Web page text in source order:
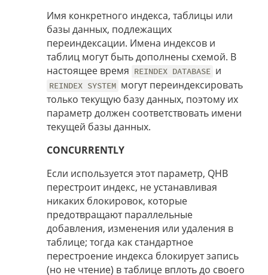
Имя конкретного индекса, таблицы или
базы данных, подлежащих
переиндексации. Имена индексов и
таблиц могут быть дополнены схемой. В
настоящее время REINDEX DATABASE и
REINDEX SYSTEM могут переиндексировать
только текущую базу данных, поэтому их
параметр должен соответствовать имени
текущей базы данных.
CONCURRENTLY
Если используется этот параметр, QHB
перестроит индекс, не устанавливая
никаких блокировок, которые
предотвращают параллельные
добавления, изменения или удаления в
таблице; тогда как стандартное
перестроение индекса блокирует запись
(но не чтение) в таблице вплоть до своего